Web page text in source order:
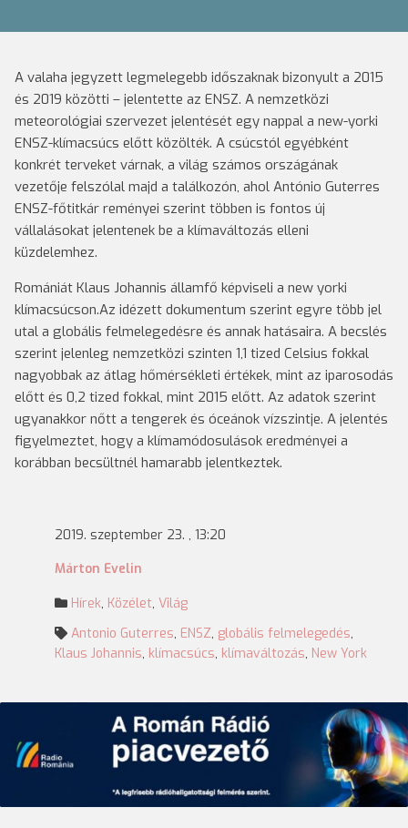
A valaha jegyzett legmelegebb időszaknak bizonyult a 2015
és 2019 közötti – jelentette az ENSZ. A nemzetközi
meteorológiai szervezet jelentését egy nappal a new-yorki
ENSZ-klímacsúcs előtt közölték. A csúcstól egyébként
konkrét terveket várnak, a világ számos országának
vezetője felszólal majd a találkozón, ahol António Guterres
ENSZ-főtitkár reményei szerint többen is fontos új
vállalásokat jelentenek be a klímaváltozás elleni
küzdelemhez.
Romániát Klaus Johannis államfő képviseli a new yorki
klímacsúcson.Az idézett dokumentum szerint egyre több jel
utal a globális felmelegedésre és annak hatásaira. A becslés
szerint jelenleg nemzetközi szinten 1,1 tized Celsius fokkal
nagyobbak az átlag hőmérsékleti értékek, mint az iparosodás
előtt és 0,2 tized fokkal, mint 2015 előtt. Az adatok szerint
ugyanakkor nőtt a tengerek és óceánok vízszintje. A jelentés
figyelmeztet, hogy a klímamódosulások eredményei a
korábban becsültnél hamarabb jelentkeztek.
2019. szeptember 23. , 13:20
Márton Evelin
Hírek, Közélet, Világ
Antonio Guterres, ENSZ, globális felmelegedés,
Klaus Johannis, klímacsúcs, klímaváltozás, New York